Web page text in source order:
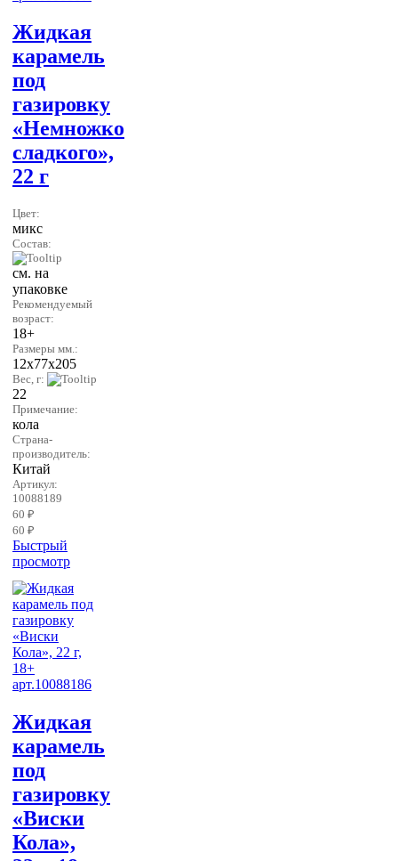
Жидкая
карамель
под
газировку
«Немножко
сладкого»,
22 г
Цвет:
микс
Состав:
см. на
упаковке
Рекомендуемый
возраст:
18+
Размеры мм.:
12х77х205
Вес, г:
22
Примечание:
кола
Страна-
производитель:
Китай
Артикул:
10088189
60 ₽
60 ₽
Быстрый
просмотр
Жидкая
карамель
под
газировку
«Виски
Кола»,